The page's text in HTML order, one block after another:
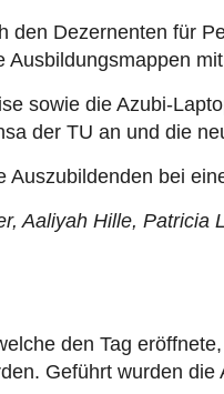
den Dezernenten für
sowie die Azubi-
der TU an und die
Auszubildenden bei
Aaliyah Hille, Patricia
den Tag
Geführt wurden